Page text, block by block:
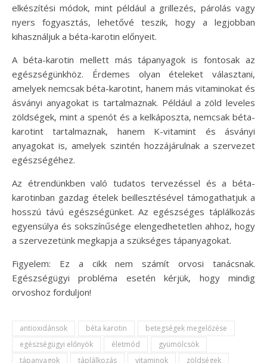
elkészítési módok, mint például a grillezés, párolás vagy
nyers fogyasztás, lehetővé teszik, hogy a legjobban
kihasználjuk a béta-karotin előnyeit.
A béta-karotin mellett más tápanyagok is fontosak az
egészségünkhöz. Érdemes olyan ételeket választani,
amelyek nemcsak béta-karotint, hanem más vitaminokat és
ásványi anyagokat is tartalmaznak. Például a zöld leveles
zöldségek, mint a spenót és a kelkáposzta, nemcsak béta-
karotint tartalmaznak, hanem K-vitamint és ásványi
anyagokat is, amelyek szintén hozzájárulnak a szervezet
egészségéhez.
Az étrendünkben való tudatos tervezéssel és a béta-
karotinban gazdag ételek beillesztésével támogathatjuk a
hosszú távú egészségünket. Az egészséges táplálkozás
egyensúlya és sokszínűsége elengedhetetlen ahhoz, hogy
a szervezetünk megkapja a szükséges tápanyagokat.
Figyelem: Ez a cikk nem számít orvosi tanácsnak.
Egészségügyi probléma esetén kérjük, hogy mindig
orvoshoz forduljon!
antioxidánsok béta karotin
betegségek megelőzése
egészségügyi előnyök
életmód
gyümölcsök
tápanyagok
táplálkozás vitaminok zöldségek